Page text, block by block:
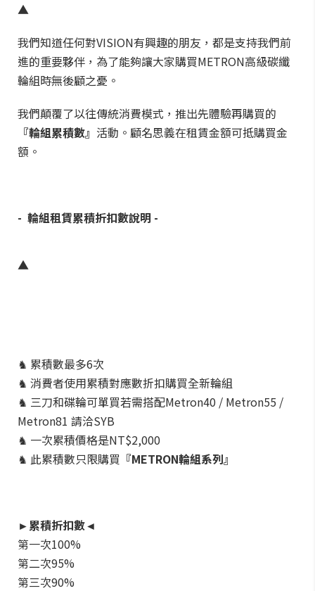
▲
我們知道任何對VISION有興趣的朋友，都是支持我們前
進的重要夥伴，為了能夠讓大家購買METRON高級碳纖
輪組時無後顧之憂。
我們顛覆了以往傳統消費模式，推出先體驗再購買的
『輪組累積數』 活動。顧名思義在租賃金額可抵購買金
額。
- 輪組租賃累積折扣數說明 -
▲
♞ 累積數最多6次
♞ 消費者使用累積對應數折扣購買全新輪組
♞ 三刀和碟輪可單買若需搭配Metron40 / Metron55 /
Metron81 請洽SYB
♞ 一次累積價格是NT$2,000
♞ 此累積數只限購買 『METRON輪組系列』
►累積折扣數◄
第一次100%
第二次95%
第三次90%